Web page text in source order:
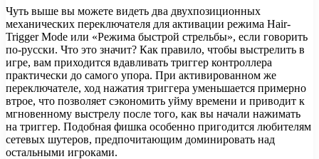
Чуть выше вы можете видеть два двухпозиционных
механических переключателя для активации режима Hair-
Trigger Mode или «Режима быстрой стрельбы», если говорить
по-русски. Что это значит? Как правило, чтобы выстрелить в
игре, вам приходится вдавливать триггер контроллера
практически до самого упора. При активированном же
переключателе, ход нажатия триггера уменьшается примерно
втрое, что позволяет сэкономить уйму времени и приводит к
мгновенному выстрелу после того, как вы начали нажимать
на триггер. Подобная фишка особенно пригодится любителям
сетевых шутеров, предпочитающим доминировать над
остальными игроками.